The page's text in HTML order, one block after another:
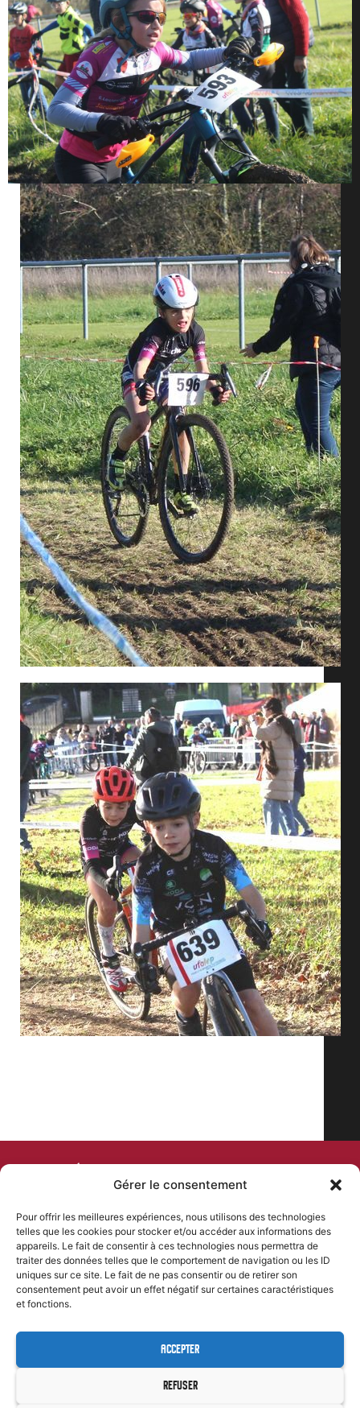
Gérer le consentement
Pour offrir les meilleures expériences, nous utilisons des technologies
telles que les cookies pour stocker et/ou accéder aux informations des
appareils. Le fait de consentir à ces technologies nous permettra de
traiter des données telles que le comportement de navigation ou les ID
uniques sur ce site. Le fait de ne pas consentir ou de retirer son
consentement peut avoir un effet négatif sur certaines caractéristiques
et fonctions.
ACCEPTER
REFUSER
COMITÉ DEPARTEMENTAL
PLAN DU SITE
Accueil
Comité departemental
Formations
NOS COORDONNÉES
46 Rue Kleber, 24000 Périgueux
contact@comite-
departemental-dordogne-
SUIVEZ-NOUS